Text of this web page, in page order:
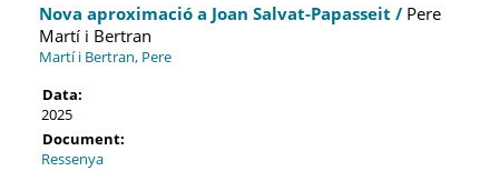
Nova aproximació a Joan Salvat-Papasseit /Pere
Martí i Bertran
Martí i Bertran, Pere
Data:
2025
Document:
Ressenya